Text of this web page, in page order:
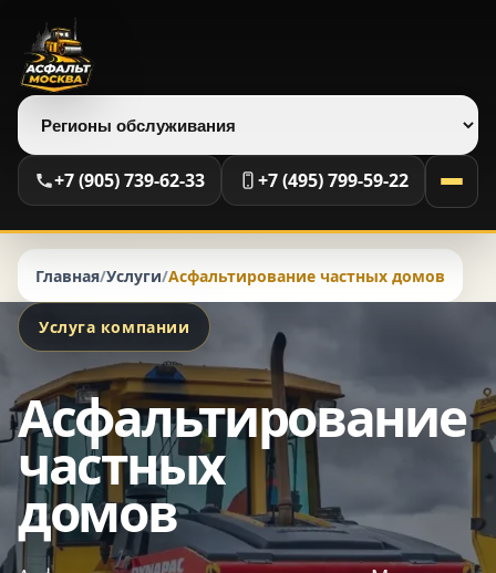
Выберите регион
+7 (905) 739-62-33 +7 (495) 799-59-22
Главная/Услуги/Асфальтирование частных домов
Услуга компании
Асфальтирование
частных
домов